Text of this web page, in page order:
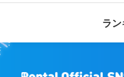
ラ